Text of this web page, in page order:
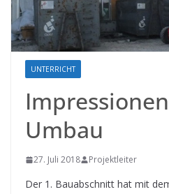
UNTERRICHT
Umbau
27. Juli 2018 Projektleiter
Der 1. Bauabschnitt hat mit